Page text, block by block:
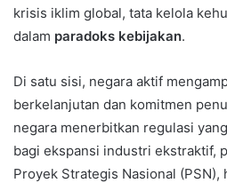
krisis iklim global, tata kelola
dalam paradoks kebijakan.
Di satu sisi, negara aktif
berkelanjutan dan komitmen
negara menerbitkan regulasi
bagi ekspansi industri ekstraktif,
Proyek Strategis Nasional (PSN),